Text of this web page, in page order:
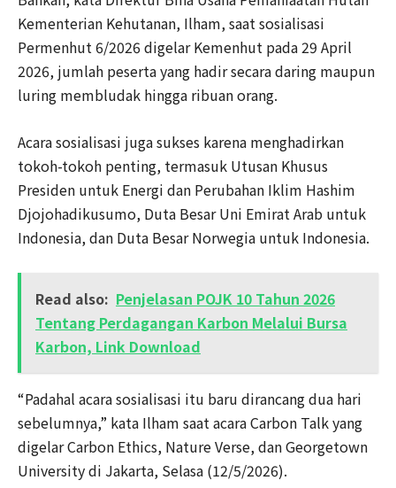
Kementerian Kehutanan, Ilham, saat sosialisasi
Permenhut 6/2026 digelar Kemenhut pada 29 April
2026, jumlah peserta yang hadir secara daring maupun
luring membludak hingga ribuan orang.
Acara sosialisasi juga sukses karena menghadirkan
tokoh-tokoh penting, termasuk Utusan Khusus
Presiden untuk Energi dan Perubahan Iklim Hashim
Djojohadikusumo, Duta Besar Uni Emirat Arab untuk
Indonesia, dan Duta Besar Norwegia untuk Indonesia.
Read also: Penjelasan POJK 10 Tahun 2026
Tentang Perdagangan Karbon Melalui Bursa
Karbon, Link Download
“Padahal acara sosialisasi itu baru dirancang dua hari
sebelumnya,” kata Ilham saat acara Carbon Talk yang
digelar Carbon Ethics, Nature Verse, dan Georgetown
University di Jakarta, Selasa (12/5/2026).